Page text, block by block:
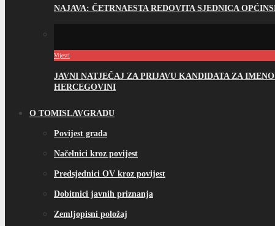
NAJAVA: ČETRNAESTA REDOVITA SJEDNICA
Vijesti
JAVNI NATJEČAJ ZA PRIJAVU KANDIDATA ZA
HERCEGOVINI
O TOMISLAVGRADU
Povijest grada
Načelnici kroz povijest
Predsjednici OV kroz povijest
Dobitnici javnih priznanja
Zemljopisni položaj